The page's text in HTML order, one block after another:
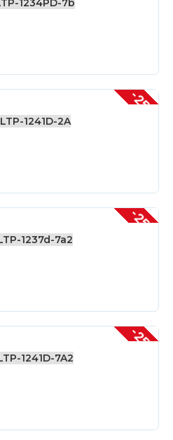
1234PD-7b
-25 %
1241D-2A
-25 %
1237d-7a2
-25 %
1241D-7A2